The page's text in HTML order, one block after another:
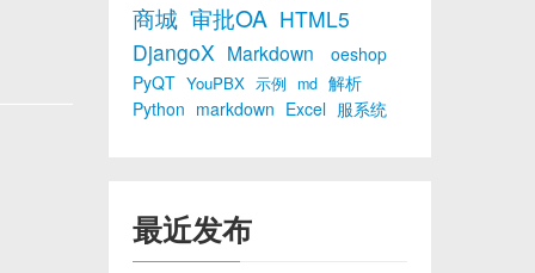
商城 审批OA HTML5
DjangoX Markdown
oeshop
PyQT YouPBX 示例 md 解析
Python markdown Excel 服系统
最近发布